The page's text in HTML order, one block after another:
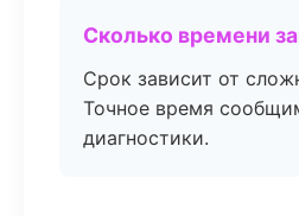
Сколько времени
Срок зависит от
Точное время
диагностики.